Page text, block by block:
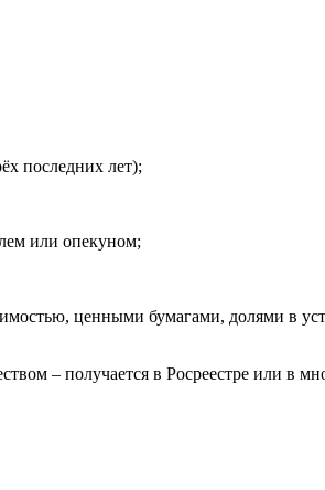
последних лет);
или опекуном;
ценными бумагами, долями в
– получается в Росреестре или в